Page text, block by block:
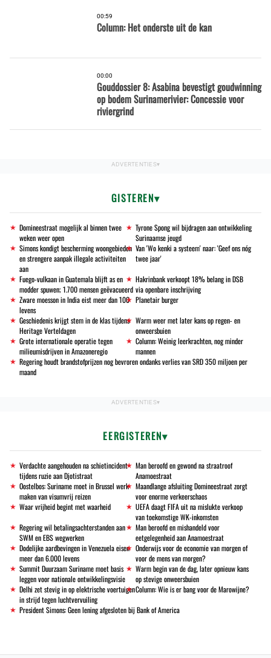
00:59
Column: Het onderste uit de kan
00:00
Gouddossier 8: Asabina bevestigt goudwinning
op bodem Surinamerivier: Concessie voor
riviergrind
GISTEREN
Domineestraat mogelijk al binnen twee
weken weer open
Tyrone Spong wil bijdragen aan ontwikkeling
Surinaamse jeugd
Simons kondigt bescherming woongebieden
en strengere aanpak illegale activiteiten
aan
Van 'Wo kenki a systeem' naar: 'Geef ons nóg
twee jaar'
Fuego-vulkaan in Guatemala blijft as en
modder spuwen; 1.700 mensen geëvacueerd
Hakrinbank verkoopt 18% belang in DSB
via openbare inschrijving
Zware moesson in India eist meer dan 100
levens
Planetair burger
Geschiedenis krijgt stem in de klas tijdens
Heritage Verteldagen
Warm weer met later kans op regen- en
onweersbuien
Grote internationale operatie tegen
milieumisdrijven in Amazoneregio
Column: Weinig leerkrachten, nog minder
mannen
Regering houdt brandstofprijzen nog bevroren ondanks verlies van SRD 350 miljoen per
maand
EERGISTEREN
Verdachte aangehouden na schietincident
tijdens ruzie aan Djotistraat
Man beroofd en gewond na straatroof
Anamoestraat
Oostelbos: Suriname moet in Brussel werk
maken van visumvrij reizen
Maandlange afsluiting Domineestraat zorgt
voor enorme verkeerschaos
Waar vrijheid begint met waarheid
UEFA daagt FIFA uit na mislukte verkoop
van toekomstige WK-inkomsten
Regering wil betalingsachterstanden aan
SWM en EBS wegwerken
Man beroofd en mishandeld voor
eetgelegenheid aan Anamoestraat
Dodelijke aardbevingen in Venezuela eisen
meer dan 6.000 levens
Onderwijs voor de economie van morgen of
voor de mens van morgen?
Summit Duurzaam Suriname moet basis
leggen voor nationale ontwikkelingsvisie
Warm begin van de dag, later opnieuw kans
op stevige onweersbuien
Delhi zet stevig in op elektrische voertuigen
in strijd tegen luchtvervuiling
Column: Wie is er bang voor de Marowijne?
President Simons: Geen lening afgesloten bij Bank of America